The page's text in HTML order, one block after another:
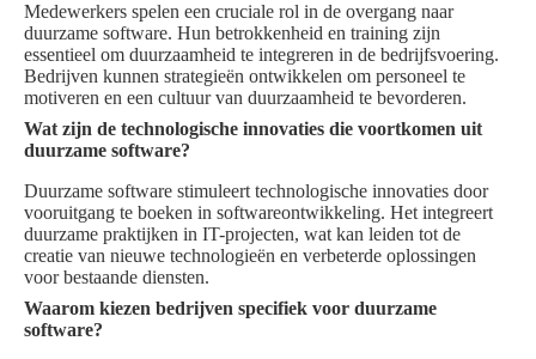
Medewerkers spelen een cruciale rol in de overgang naar
duurzame software. Hun betrokkenheid en training zijn
essentieel om duurzaamheid te integreren in de bedrijfsvoering.
Bedrijven kunnen strategieën ontwikkelen om personeel te
motiveren en een cultuur van duurzaamheid te bevorderen.
Wat zijn de technologische innovaties die voortkomen uit
duurzame software?
Duurzame software stimuleert technologische innovaties door
vooruitgang te boeken in softwareontwikkeling. Het integreert
duurzame praktijken in IT-projecten, wat kan leiden tot de
creatie van nieuwe technologieën en verbeterde oplossingen
voor bestaande diensten.
Waarom kiezen bedrijven specifiek voor duurzame
software?